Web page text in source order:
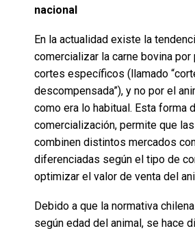
nacional
En la actualidad existe la
comercializar la carne bovina por
cortes específicos (llamado
descompensada”), y no por el
como era lo habitual. Esta forma
comercialización, permite que
combinen distintos mercados
diferenciadas según el tipo de
optimizar el valor de venta del
Debido a que la normativa
según edad del animal, se hace